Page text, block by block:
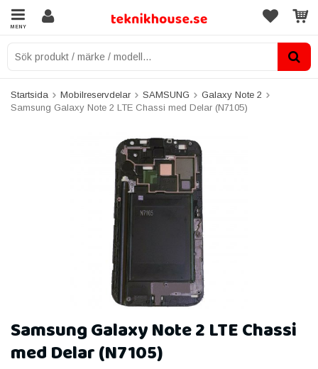
MENY
Startsida Mobilreservdelar SAMSUNG
Galaxy Note 2
Samsung Galaxy Note 2 LTE Chassi med Delar (N7105)
Samsung Galaxy Note 2 LTE Chassi
med Delar (N7105)